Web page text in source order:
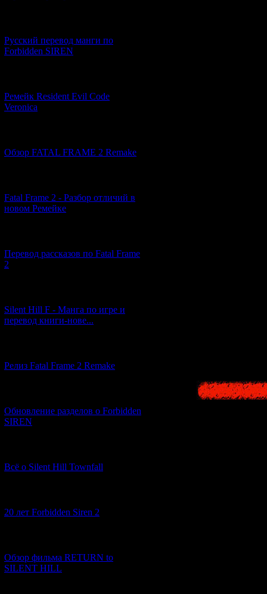
Русский перевод манги по
Forbidden SIREN
Ремейк Resident Evil Code
Veronica
Обзор FATAL FRAME 2 Remake
Fatal Frame 2 - Разбор отличий в
новом Ремейке
Перевод рассказов по Fatal Frame
2
Silent Hill F - Манга по игре и
перевод книги-нове...
Релиз Fatal Frame 2 Remake
Обновление разделов о Forbidden
SIREN
Всё о Silent Hill Townfall
20 лет Forbidden Siren 2
Обзор фильма RETURN to
SILENT HILL